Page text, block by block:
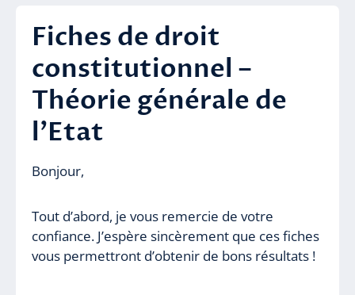
Fiches de droit
constitutionnel –
Théorie générale de
l’Etat
Bonjour,
Tout d’abord, je vous remercie de votre
confiance. J’espère sincèrement que ces fiches
vous permettront d’obtenir de bons résultats !